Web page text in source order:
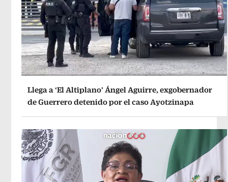
Llega a ‘El Altiplano’ Ángel Aguirre, exgobernador
de Guerrero detenido por el caso Ayotzinapa